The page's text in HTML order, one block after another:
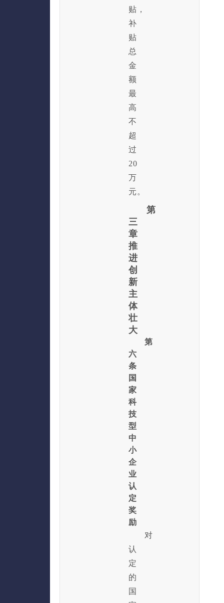
贴，
补
贴
总
金
额
最
高
不
超
过
20
万
元。
第
三
章
推
进
创
新
主
体
壮
大
第
六
条
国
家
科
技
型
中
小
企
业
认
定
奖
励
对
认
定
的
国